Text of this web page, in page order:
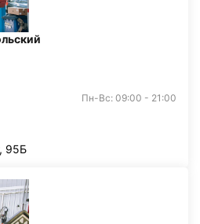
Пн-Вс: 09:00 - 21:00
95Б